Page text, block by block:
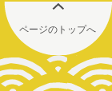
ページのトップへ